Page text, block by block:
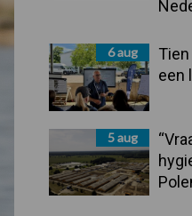
6 aug
een
5 aug